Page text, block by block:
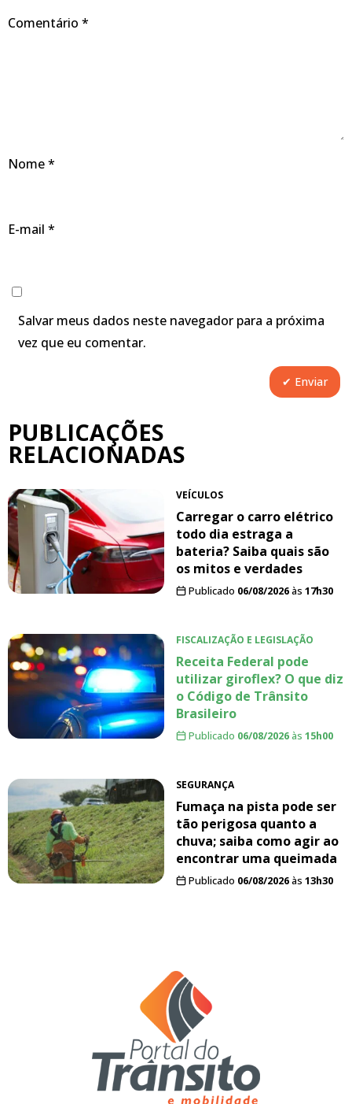
Comentário *
Nome*
E-mail *
Salvar meus dados neste navegador para a próxima
vez que eu comentar.
PUBLICAÇÕES
RELACIONADAS
VEÍCULOS
Carregar o carro elétrico
todo dia estraga a
bateria? Saiba quais são
os mitos e verdades
Publicado 06/08/2026às 17h30
FISCALIZAÇÃO E LEGISLAÇÃO
Receita Federal pode
utilizar giroflex? O que diz
o Código de Trânsito
Brasileiro
Publicado 06/08/2026às 15h00
SEGURANÇA
Fumaça na pista pode ser
tão perigosa quanto a
chuva; saiba como agir ao
encontrar uma queimada
Publicado 06/08/2026às 13h30